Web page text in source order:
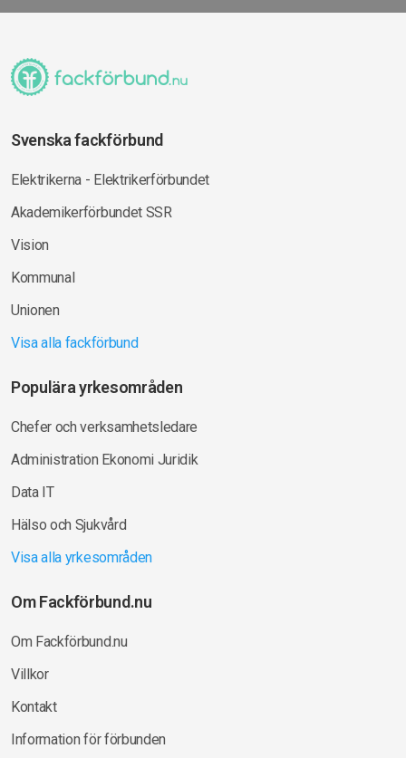
Svenska fackförbund
Elektrikerna - Elektrikerförbundet
Akademikerförbundet SSR
Vision
Kommunal
Unionen
Visa alla fackförbund
Populära yrkesområden
Chefer och verksamhetsledare
Administration Ekonomi Juridik
Data IT
Hälso och Sjukvård
Visa alla yrkesområden
Om Fackförbund.nu
Om Fackförbund.nu
Villkor
Kontakt
Information för förbunden